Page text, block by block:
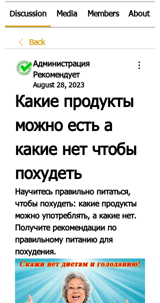
Discussion Media Members About
Back
Администрация
Рекомендует
August 28, 2023
Какие продукты
можно есть а
какие нет чтобы
похудеть
Научитесь правильно питаться,
чтобы похудеть: какие продукты
можно употреблять, а какие нет.
Получите рекомендации по
правильному питанию для
похудения.